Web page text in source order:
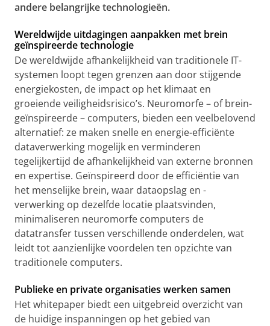
andere belangrijke technologieën.
Wereldwijde uitdagingen aanpakken met brein
geïnspireerde technologie
De wereldwijde afhankelijkheid van traditionele IT-
systemen loopt tegen grenzen aan door stijgende
energiekosten, de impact op het klimaat en
groeiende veiligheidsrisico’s. Neuromorfe – of brein-
geïnspireerde – computers, bieden een veelbelovend
alternatief: ze maken snelle en energie-efficiënte
dataverwerking mogelijk en verminderen
tegelijkertijd de afhankelijkheid van externe bronnen
en expertise. Geïnspireerd door de efficiëntie van
het menselijke brein, waar dataopslag en -
verwerking op dezelfde locatie plaatsvinden,
minimaliseren neuromorfe computers de
datatransfer tussen verschillende onderdelen, wat
leidt tot aanzienlijke voordelen ten opzichte van
traditionele computers.
Publieke en private organisaties werken samen
Het whitepaper biedt een uitgebreid overzicht van
de huidige inspanningen op het gebied van